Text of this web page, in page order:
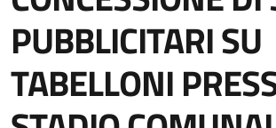
PUBBLICITARI SU
TABELLONI